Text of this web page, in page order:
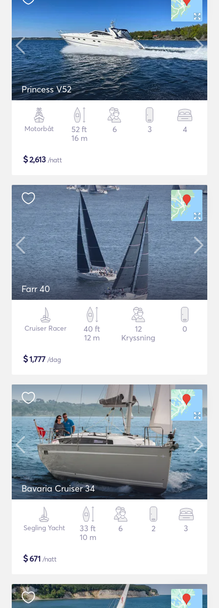
Princess V52
Motorbåt
52 ft
16 m
6 3 4
$2,613 /natt
Farr 40
Cruiser Racer
40 ft
12 m
12
Kryssning
0
$1,777 /dag
Bavaria Cruiser 34
Segling Yacht
33 ft
10 m
6 2 3
$671 /natt